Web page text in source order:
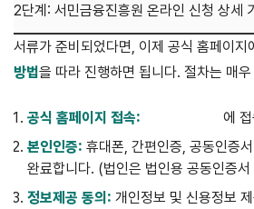
2단계: 서민금융진흥원 온라인 신청 상세
서류가 준비되었다면, 이제 공식 홈페이지
방법을 따라 진행하면 됩니다. 절차는 매
공식 홈페이지 접속:
에
본인인증: 휴대폰, 간편인증, 공동인증
완료합니다. (법인은 법인용 공동인증서
정보제공 동의: 개인정보 및 신용정보